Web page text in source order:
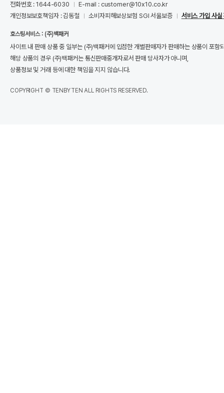
전화번호 : 1644-6030
E-mail : customer@10x10.co.kr
개인정보보호책임자 : 김동철
소비자피해보상보험 SGI 서울보증 서비스 가입 사실
호스팅서비스 : (주)백패커
사이트 내 판매 상품 중 일부는 (주)백패커에 입점한 개별판매자가 판매하는 상품이 포함
해당 상품의 경우 (주)백패커는 통신판매중개자로서 판매 당사자가 아니며,
상품정보 및 거래 등에 대한 책임을 지지 않습니다.
COPYRIGHT © TENBYTEN ALL RIGHTS RESERVED.